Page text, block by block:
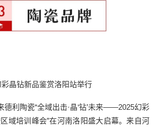
晶钻新品鉴赏洛阳站举行
利陶瓷“全域出击·晶‘钻’未来——2025幻彩
域培训峰会”在河南洛阳盛大启幕。来自河